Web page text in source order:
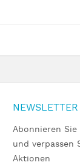
NEWSLETTER
Abonnieren
und verpassen
Aktionen